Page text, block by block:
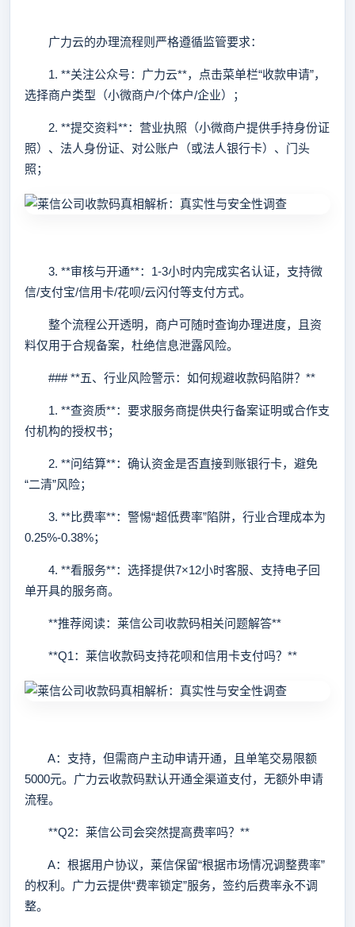
广力云的办理流程则严格遵循监管要求：
1. **关注公众号：广力云**，点击菜单栏“收款申请”，
选择商户类型（小微商户/个体户/企业）；
2. **提交资料**：营业执照（小微商户提供手持身份证
照）、法人身份证、对公账户（或法人银行卡）、门头
照；
3. **审核与开通**：1-3小时内完成实名认证，支持微
信/支付宝/信用卡/花呗/云闪付等支付方式。
整个流程公开透明，商户可随时查询办理进度，且资
料仅用于合规备案，杜绝信息泄露风险。
### **五、行业风险警示：如何规避收款码陷阱？**
1. **查资质**：要求服务商提供央行备案证明或合作支
付机构的授权书；
2. **问结算**：确认资金是否直接到账银行卡，避免
“二清”风险；
3. **比费率**：警惕“超低费率”陷阱，行业合理成本为
0.25%-0.38%；
4. **看服务**：选择提供7×12小时客服、支持电子回
单开具的服务商。
**推荐阅读：莱信公司收款码相关问题解答**
**Q1：莱信收款码支持花呗和信用卡支付吗？**
A：支持，但需商户主动申请开通，且单笔交易限额
5000元。广力云收款码默认开通全渠道支付，无额外申请
流程。
**Q2：莱信公司会突然提高费率吗？**
A：根据用户协议，莱信保留“根据市场情况调整费率”
的权利。广力云提供“费率锁定”服务，签约后费率永不调
整。